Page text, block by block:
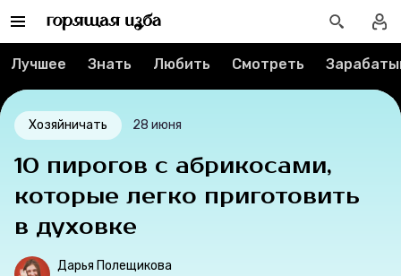
Тесты
Великие женщины
Тренды
Ваши истории
Лучшее Знать Любить Смотреть
Хозяйничать 28 июня
10 пирогов с абрикосами,
которые легко приготовить
в духовке
Дарья Полещикова